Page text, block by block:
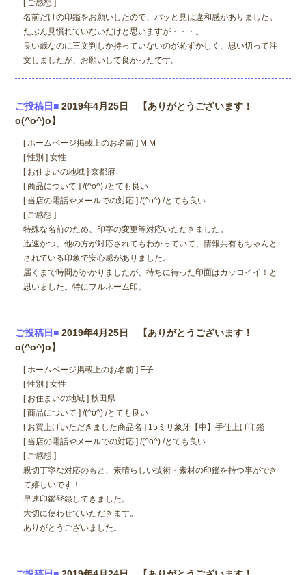
[ ご感想 ]
名前だけの印鑑をお願いしたので、パッと見は違和感がありました。
たぶん見慣れていないだけと思いますが・・・。
良い歳なのに三文判しか持っていないのが恥ずかしく、思い切って注
文しましたが、お願いして良かったです。
ご投稿日■ 2019年4月25日 【ありがとうございます！
o(^o^)o】
[ ホームページ掲載上のお名前 ] M.M
[ 性別 ] 女性
[ お住まいの地域 ] 京都府
[ 商品について ] /(^o^) /とても良い
[ 当店の電話やメールでの対応 ] /(^o^) /とても良い
[ ご感想 ]
特殊な名前のため、印字の変更等対応いただきました。
迅速かつ、他の方が対応されてもわかっていて、情報共有もちゃんと
されている印象で安心感がありました。
届くまで時間がかかりましたが、待ちに待った印面はカッコイイ！と
思いました。特にフルネーム印。
ご投稿日■ 2019年4月25日 【ありがとうございます！
o(^o^)o】
[ ホームページ掲載上のお名前 ] E子
[ 性別 ] 女性
[ お住まいの地域 ] 秋田県
[ 商品について ] /(^o^) /とても良い
[ お買上げいただきました商品名 ] 15ミリ象牙【中】手仕上げ印鑑
[ 当店の電話やメールでの対応 ] /(^o^) /とても良い
[ ご感想 ]
親切丁寧な対応のもと、素晴らしい技術・素材の印鑑を持つ事ができ
て嬉しいです！
早速印鑑登録してきました。
大切に使わせていただきます。
ありがとうございました。